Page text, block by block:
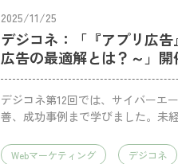
2025/11/25
デジコネ：「『アプリ広
広告の最適解とは？～」開
デジコネ第12回では、サイバーエ
善、成功事例まで学びました。未
Webマーケティング デジコネ